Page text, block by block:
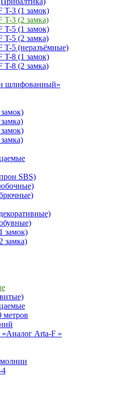
T-3 (1 замок)
T-3 (2 замка)
T-5 (1 замок)
T-5 (2 замка)
T-5 (неразъёмные)
T-8 (1 замок)
T-8 (2 замка)
шлифованный»
SBS)
замок)
замка)
метров
Arta-F »
4